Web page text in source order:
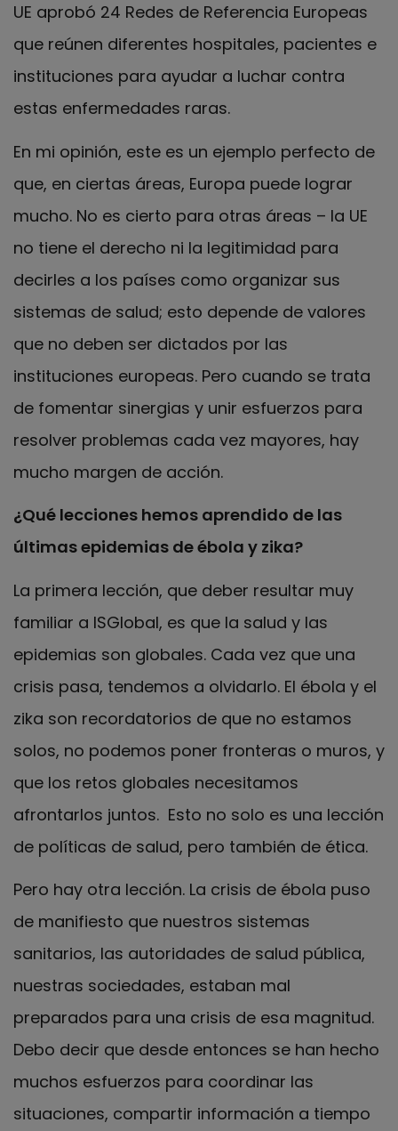
UE aprobó 24 Redes de Referencia Europeas
que reúnen diferentes hospitales, pacientes e
instituciones para ayudar a luchar contra
estas enfermedades raras.
En mi opinión, este es un ejemplo perfecto de
que, en ciertas áreas, Europa puede lograr
mucho. No es cierto para otras áreas – la UE
no tiene el derecho ni la legitimidad para
decirles a los países como organizar sus
sistemas de salud; esto depende de valores
que no deben ser dictados por las
instituciones europeas. Pero cuando se trata
de fomentar sinergias y unir esfuerzos para
resolver problemas cada vez mayores, hay
mucho margen de acción.
¿Qué lecciones hemos aprendido de las
últimas epidemias de ébola y zika?
La primera lección, que deber resultar muy
familiar a ISGlobal, es que la salud y las
epidemias son globales. Cada vez que una
crisis pasa, tendemos a olvidarlo. El ébola y el
zika son recordatorios de que no estamos
solos, no podemos poner fronteras o muros, y
que los retos globales necesitamos
afrontarlos juntos. Esto no solo es una lección
de políticas de salud, pero también de ética.
Pero hay otra lección. La crisis de ébola puso
de manifiesto que nuestros sistemas
sanitarios, las autoridades de salud pública,
nuestras sociedades, estaban mal
preparados para una crisis de esa magnitud.
Debo decir que desde entonces se han hecho
muchos esfuerzos para coordinar las
situaciones, compartir información a tiempo